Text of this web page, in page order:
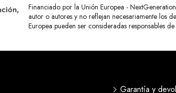
Financiado por la Unión Europea -
autor o autores y no reflejan necesariamente los
Europea pueden ser consideradas responsables de
Garantía y